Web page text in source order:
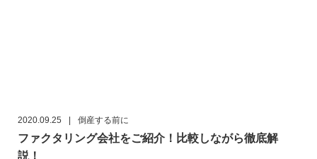
2020.09.25 | 倒産する前に
ファクタリング会社をご紹介！比較しながら徹底解
説！